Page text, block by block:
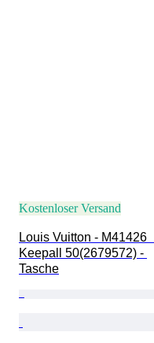
Kostenloser Versand
Louis Vuitton - M41426
Keepall 50(2679572) -
Tasche